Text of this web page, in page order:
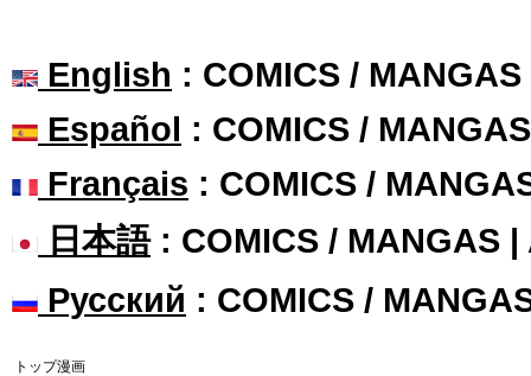
English : COMICS /
Español : COMICS /
Français : COMICS /
日本語: COMICS / MANGAS |
Русский : COMICS /
トップ漫画